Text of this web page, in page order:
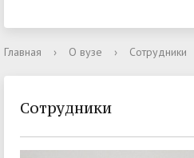
Главная › О вузе › Сотрудники
Сотрудники